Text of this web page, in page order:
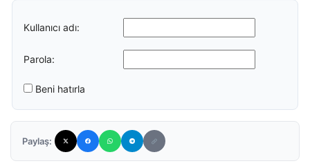
Kullanıcı adı:
Parola:
Beni hatırla
Paylaş: